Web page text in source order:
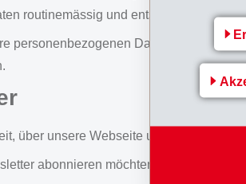
routinemässig und entsprechend den
personenbezogenen Daten, wenn Sie
über unsere Webseite unseren
abonnieren möchten, sind